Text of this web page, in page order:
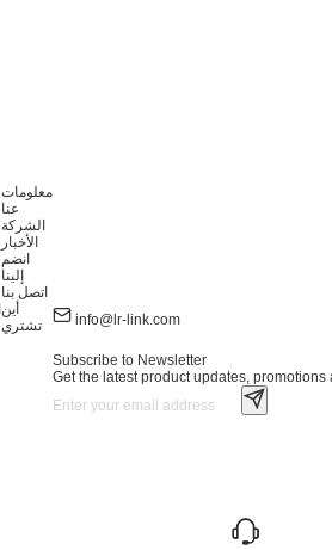
معلومات
عنا
الشركة
الأخبار
انضم
إلينا
اتصل بنا
أين
تشتري
info@lr-link.com
Subscribe to Newsletter
Get the latest product updates, promotions